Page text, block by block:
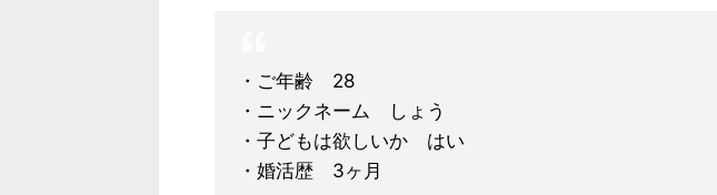
・ご年齢 28
・ニックネーム しょう
・子どもは欲しいか はい
・婚活歴 3ヶ月